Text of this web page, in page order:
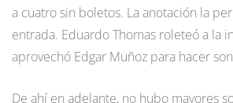
a cuatro sin boletos. La anotación la
entrada. Eduardo Thomas roleteó a la
aprovechó Edgar Muñoz para hacer
De ahí en adelante, no hubo mayores